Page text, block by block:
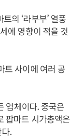
의 ‘라부부’ 열풍
에 영향이 적을 것
트 사이에 여러 공
업체이다. 중국은
팝마트 시가총액은
.